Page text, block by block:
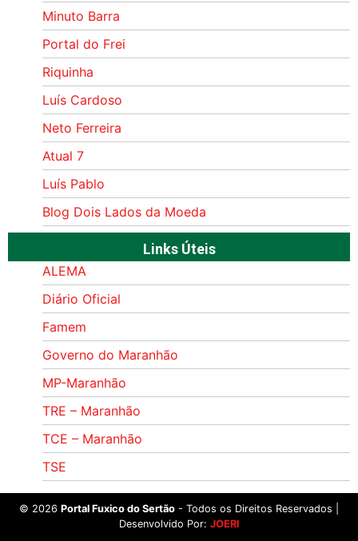
Minuto Barra
Portal do Frei
Riquinha
Luís Cardoso
Neto Ferreira
Atual 7
Luís Pablo
Blog Dois Lados da Moeda
Links Úteis
ALEMA
Diário Oficial
Famem
Governo do Maranhão
MP-Maranhão
TRE – Maranhão
TCE – Maranhão
TSE
© 2026 Portal Fuxico do Sertão - Todos os Direitos Reservados |
Desenvolvido Por: JOERI